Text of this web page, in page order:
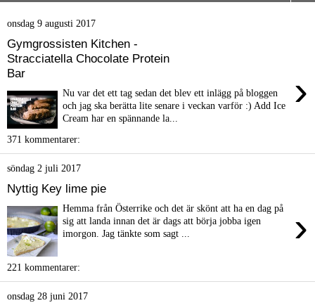
onsdag 9 augusti 2017
Gymgrossisten Kitchen -
Stracciatella Chocolate Protein
Bar
›
Nu var det ett tag sedan det blev ett inlägg på bloggen
och jag ska berätta lite senare i veckan varför :) Add Ice
Cream har en spännande la...
371 kommentarer:
söndag 2 juli 2017
Nyttig Key lime pie
›
Hemma från Österrike och det är skönt att ha en dag på
sig att landa innan det är dags att börja jobba igen
imorgon. Jag tänkte som sagt ...
221 kommentarer:
onsdag 28 juni 2017